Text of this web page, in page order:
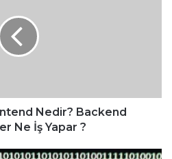
Nedir? Backend
Ne İş Yapar ?